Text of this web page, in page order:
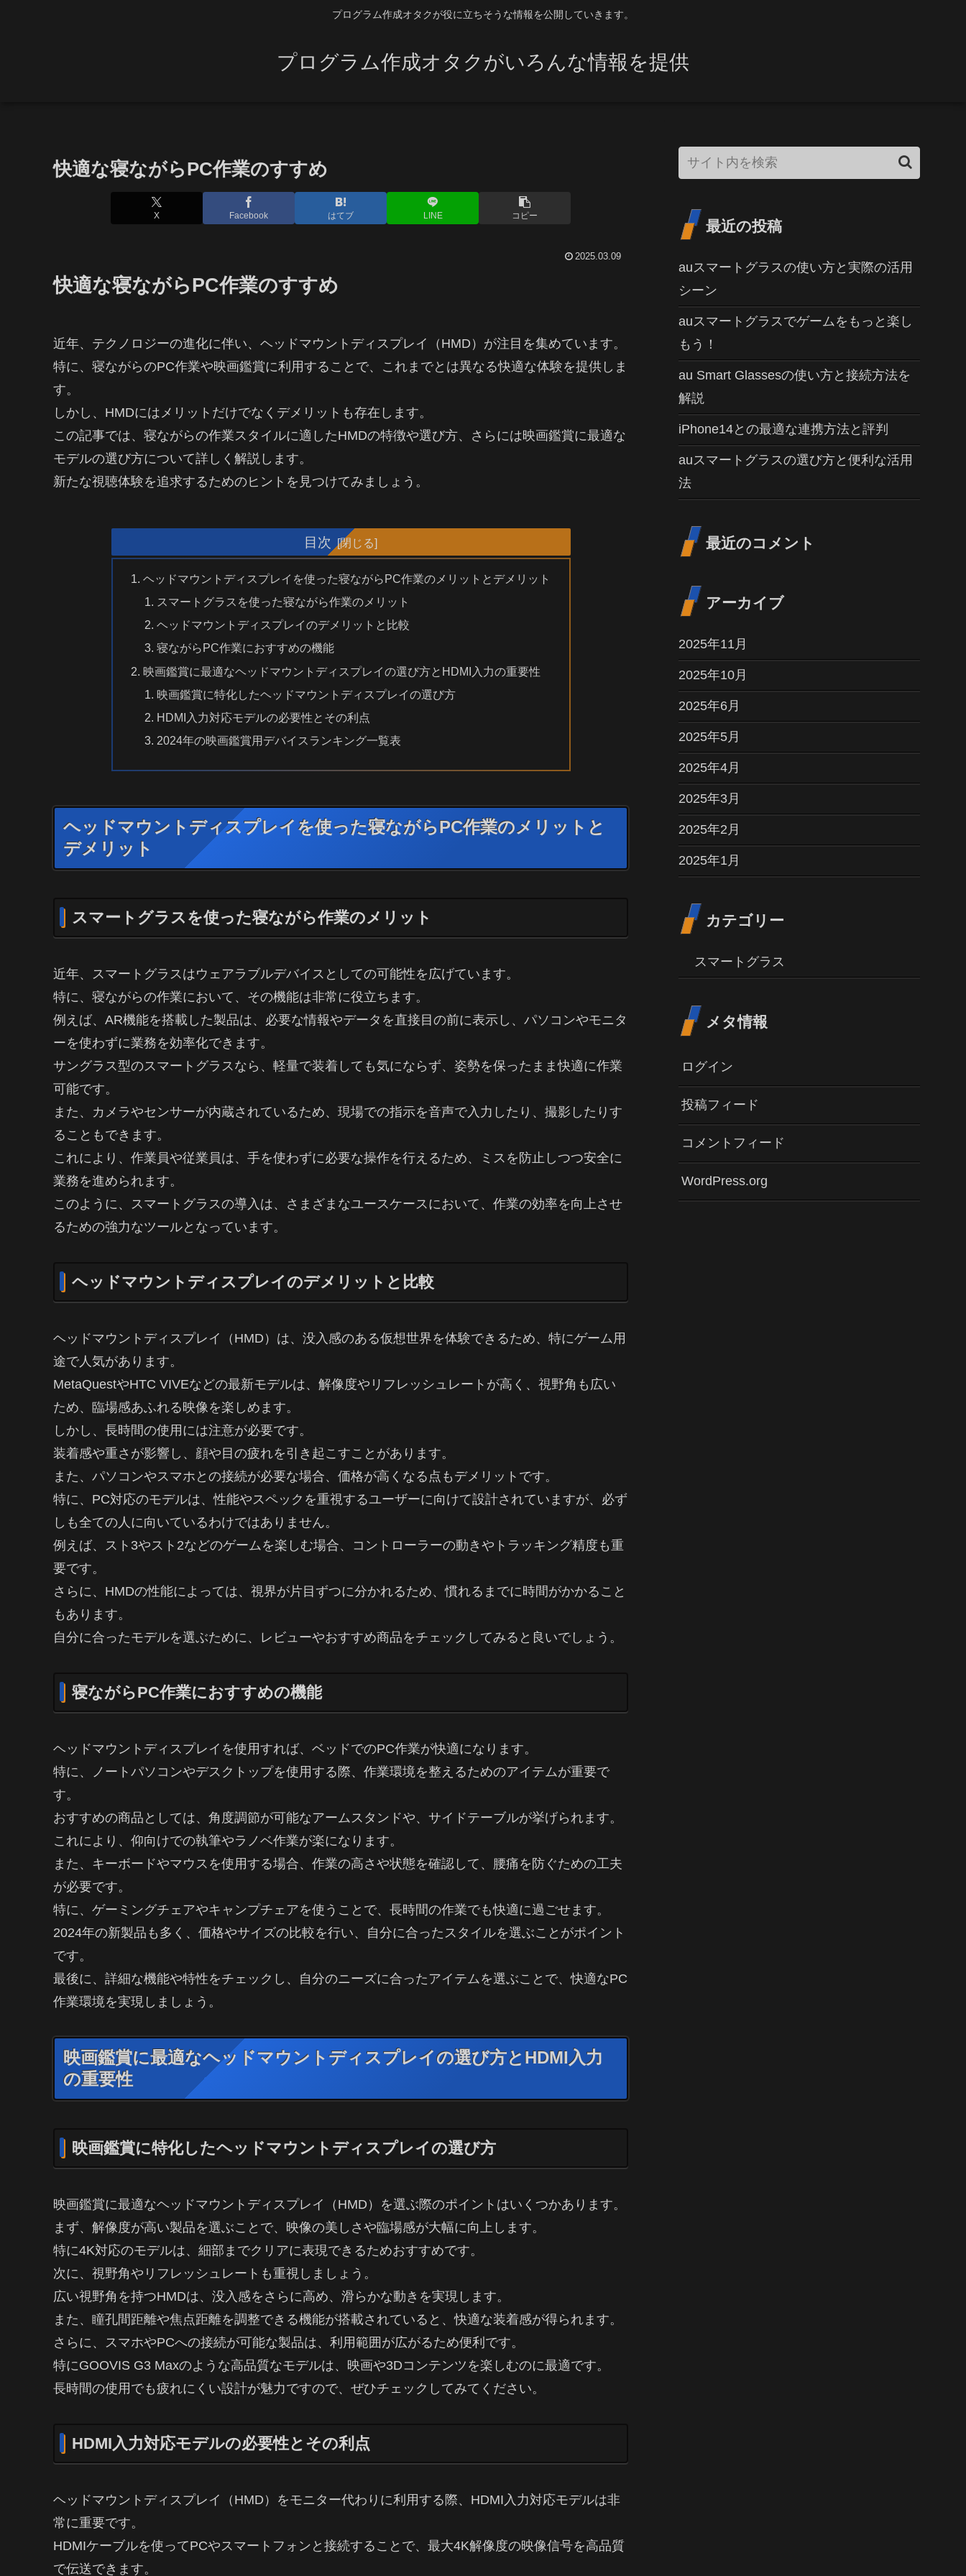
プログラム作成オタクが役に立ちそうな情報を公開していきます。
プログラム作成オタクがいろんな情報を提供
快適な寝ながらPC作業のすすめ
X Facebook はてブ LINE コピー
2025.03.09
快適な寝ながらPC作業のすすめ
近年、テクノロジーの進化に伴い、ヘッドマウントディスプレイ（HMD）が注目を集めています。
特に、寝ながらのPC作業や映画鑑賞に利用することで、これまでとは異なる快適な体験を提供しま
す。
しかし、HMDにはメリットだけでなくデメリットも存在します。
この記事では、寝ながらの作業スタイルに適したHMDの特徴や選び方、さらには映画鑑賞に最適な
モデルの選び方について詳しく解説します。
新たな視聴体験を追求するためのヒントを見つけてみましょう。
目次
ヘッドマウントディスプレイを使った寝ながらPC作業のメリットとデメリット
スマートグラスを使った寝ながら作業のメリット
ヘッドマウントディスプレイのデメリットと比較
寝ながらPC作業におすすめの機能
映画鑑賞に最適なヘッドマウントディスプレイの選び方とHDMI入力の重要性
映画鑑賞に特化したヘッドマウントディスプレイの選び方
HDMI入力対応モデルの必要性とその利点
2024年の映画鑑賞用デバイスランキング一覧表
ヘッドマウントディスプレイを使った寝ながらPC作業のメリットと
デメリット
スマートグラスを使った寝ながら作業のメリット
近年、スマートグラスはウェアラブルデバイスとしての可能性を広げています。
特に、寝ながらの作業において、その機能は非常に役立ちます。
例えば、AR機能を搭載した製品は、必要な情報やデータを直接目の前に表示し、パソコンやモニタ
ーを使わずに業務を効率化できます。
サングラス型のスマートグラスなら、軽量で装着しても気にならず、姿勢を保ったまま快適に作業
可能です。
また、カメラやセンサーが内蔵されているため、現場での指示を音声で入力したり、撮影したりす
ることもできます。
これにより、作業員や従業員は、手を使わずに必要な操作を行えるため、ミスを防止しつつ安全に
業務を進められます。
このように、スマートグラスの導入は、さまざまなユースケースにおいて、作業の効率を向上させ
るための強力なツールとなっています。
ヘッドマウントディスプレイのデメリットと比較
ヘッドマウントディスプレイ（HMD）は、没入感のある仮想世界を体験できるため、特にゲーム用
途で人気があります。
MetaQuestやHTC VIVEなどの最新モデルは、解像度やリフレッシュレートが高く、視野角も広い
ため、臨場感あふれる映像を楽しめます。
しかし、長時間の使用には注意が必要です。
装着感や重さが影響し、顔や目の疲れを引き起こすことがあります。
また、パソコンやスマホとの接続が必要な場合、価格が高くなる点もデメリットです。
特に、PC対応のモデルは、性能やスペックを重視するユーザーに向けて設計されていますが、必ず
しも全ての人に向いているわけではありません。
例えば、スト3やスト2などのゲームを楽しむ場合、コントローラーの動きやトラッキング精度も重
要です。
さらに、HMDの性能によっては、視界が片目ずつに分かれるため、慣れるまでに時間がかかること
もあります。
自分に合ったモデルを選ぶために、レビューやおすすめ商品をチェックしてみると良いでしょう。
寝ながらPC作業におすすめの機能
ヘッドマウントディスプレイを使用すれば、ベッドでのPC作業が快適になります。
特に、ノートパソコンやデスクトップを使用する際、作業環境を整えるためのアイテムが重要で
す。
おすすめの商品としては、角度調節が可能なアームスタンドや、サイドテーブルが挙げられます。
これにより、仰向けでの執筆やラノベ作業が楽になります。
また、キーボードやマウスを使用する場合、作業の高さや状態を確認して、腰痛を防ぐための工夫
が必要です。
特に、ゲーミングチェアやキャンプチェアを使うことで、長時間の作業でも快適に過ごせます。
2024年の新製品も多く、価格やサイズの比較を行い、自分に合ったスタイルを選ぶことがポイント
です。
最後に、詳細な機能や特性をチェックし、自分のニーズに合ったアイテムを選ぶことで、快適なPC
作業環境を実現しましょう。
映画鑑賞に最適なヘッドマウントディスプレイの選び方とHDMI入力
の重要性
映画鑑賞に特化したヘッドマウントディスプレイの選び方
映画鑑賞に最適なヘッドマウントディスプレイ（HMD）を選ぶ際のポイントはいくつかあります。
まず、解像度が高い製品を選ぶことで、映像の美しさや臨場感が大幅に向上します。
特に4K対応のモデルは、細部までクリアに表現できるためおすすめです。
次に、視野角やリフレッシュレートも重視しましょう。
広い視野角を持つHMDは、没入感をさらに高め、滑らかな動きを実現します。
また、瞳孔間距離や焦点距離を調整できる機能が搭載されていると、快適な装着感が得られます。
さらに、スマホやPCへの接続が可能な製品は、利用範囲が広がるため便利です。
特にGOOVIS G3 Maxのような高品質なモデルは、映画や3Dコンテンツを楽しむのに最適です。
長時間の使用でも疲れにくい設計が魅力ですので、ぜひチェックしてみてください。
HDMI入力対応モデルの必要性とその利点
ヘッドマウントディスプレイ（HMD）をモニター代わりに利用する際、HDMI入力対応モデルは非
常に重要です。
HDMIケーブルを使ってPCやスマートフォンと接続することで、最大4K解像度の映像信号を高品質
で伝送できます。
最近の投稿
auスマートグラスの使い方と実際の活用
シーン
auスマートグラスでゲームをもっと楽し
もう！
au Smart Glassesの使い方と接続方法を
解説
iPhone14との最適な連携方法と評判
auスマートグラスの選び方と便利な活用
法
最近のコメント
アーカイブ
2025年11月
2025年10月
2025年6月
2025年5月
2025年4月
2025年3月
2025年2月
2025年1月
カテゴリー
スマートグラス
メタ情報
ログイン
投稿フィード
コメントフィード
WordPress.org